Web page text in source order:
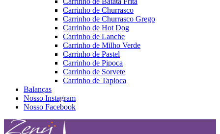
Carrinho de Churrasco
Carrinho de Churrasco Grego
Carrinho de Hot Dog
Carrinho de Lanche
Carrinho de Milho Verde
Carrinho de Pastel
Carrinho de Pipoca
Carrinho de Sorvete
Carrinho de Tapioca
Balanças
Nosso Instagram
Nosso Facebook